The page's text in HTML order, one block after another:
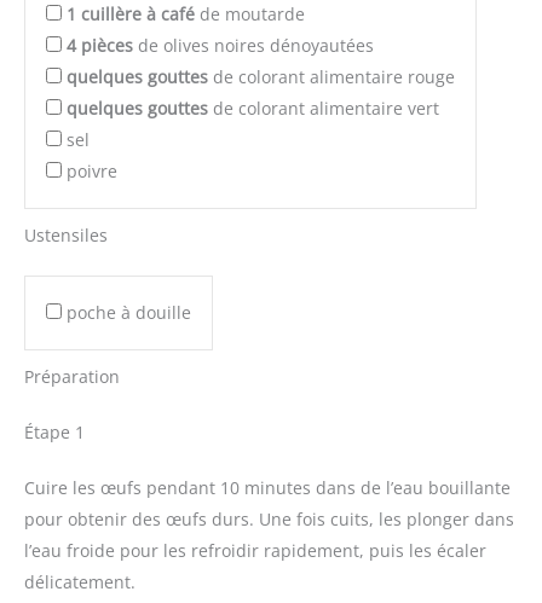
1 cuillère à café de moutarde
4 pièces de olives noires dénoyautées
quelques gouttes de colorant alimentaire rouge
quelques gouttes de colorant alimentaire vert
sel
poivre
Ustensiles
poche à douille
Préparation
Étape 1
Cuire les œufs pendant 10 minutes dans de l’eau bouillante
pour obtenir des œufs durs. Une fois cuits, les plonger dans
l’eau froide pour les refroidir rapidement, puis les écaler
délicatement.